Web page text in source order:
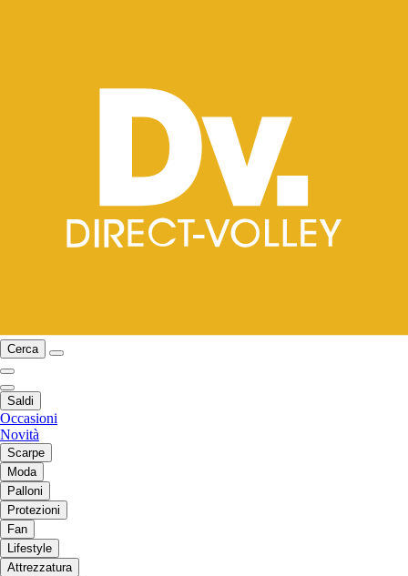
Cerca
Saldi
Occasioni
Novità
Scarpe
Moda
Palloni
Protezioni
Fan
Lifestyle
Attrezzatura